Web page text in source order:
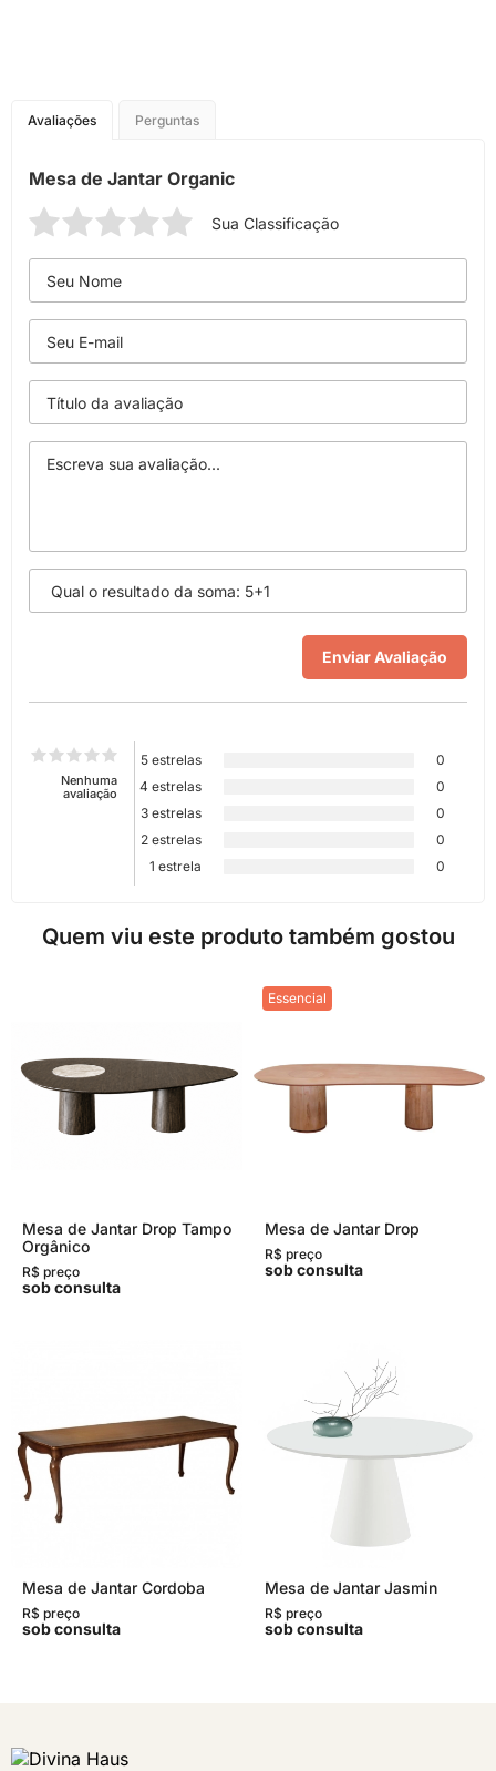
Avaliações Perguntas
Mesa de Jantar Organic
Sua Classificação
Nenhuma
avaliação
5 estrelas
0
4 estrelas
0
3 estrelas
0
2 estrelas
0
1 estrela
0
Quem viu este produto também gostou
Mesa de Jantar Drop Tampo
Orgânico
R$ preço
sob consulta
Essencial
Mesa de Jantar Drop
R$ preço
sob consulta
Mesa de Jantar Cordoba
R$ preço
sob consulta
Mesa de Jantar Jasmin
R$ preço
sob consulta